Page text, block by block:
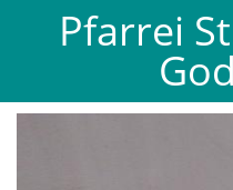
Pfarrei